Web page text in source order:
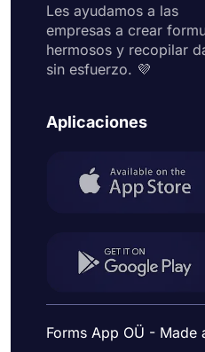
Les ayudamos a las
empresas a crear
hermosos y recopilar
sin esfuerzo. 💜
Aplicaciones
Forms App OÜ - Made